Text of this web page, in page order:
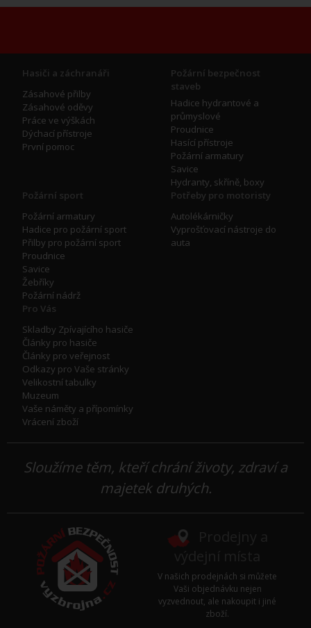
Hasiči a záchranáři
Zásahové přilby
Zásahové oděvy
Práce ve výškách
Dýchací přístroje
První pomoc
Požární bezpečnost
staveb
Hadice hydrantové a
průmyslové
Proudnice
Hasící přístroje
Požární armatury
Savice
Hydranty, skříně, boxy
Požární sport
Požární armatury
Hadice pro požární sport
Přilby pro požární sport
Proudnice
Savice
Žebříky
Požární nádrž
Potřeby pro motoristy
Autolékárničky
Vyprošťovací nástroje do
auta
Pro Vás
Skladby Zpívajícího hasiče
Články pro hasiče
Články pro veřejnost
Odkazy pro Vaše stránky
Velikostní tabulky
Muzeum
Vaše náměty a přípomínky
Vrácení zboží
Sloužíme těm, kteří chrání životy, zdraví a
majetek druhých.
V našich prodejnách si můžete
Vaši objednávku nejen
vyzvednout, ale nakoupit i jiné
zboží.